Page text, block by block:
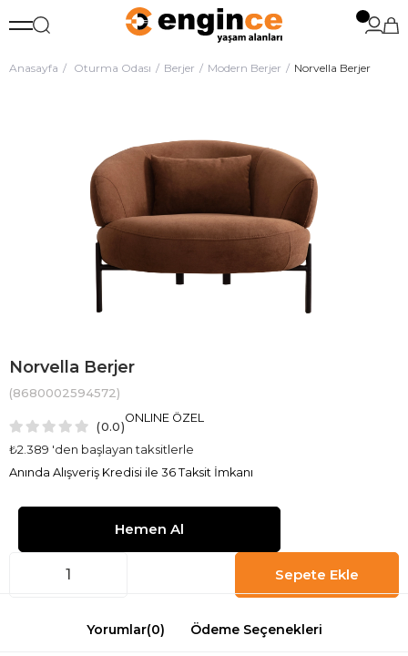
Anasayfa Oturma Odası Berjer Modern Berjer Norvella Berjer
Norvella Berjer
(8680002594572)
0.0
₺2.389 'den başlayan taksitlerle
Anında Alışveriş Kredisi ile 36 Taksit İmkanı
ONLINE ÖZEL
Yorumlar(0) Ödeme Seçenekleri